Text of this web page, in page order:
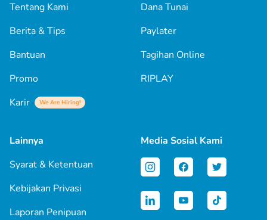
Tentang Kami
Berita & Tips
Bantuan
Promo
Karir
We Are Hiring!
Dana Tunai
Paylater
Tagihan Online
RIPLAY
Lainnya
Syarat & Ketentuan
Kebijakan Privasi
Laporan Penipuan
Media Sosial Kami